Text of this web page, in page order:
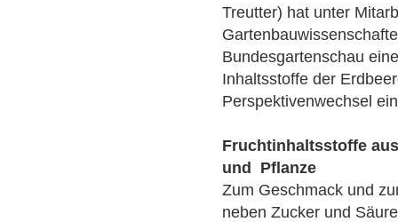
Treutter) hat unter
Bundesgartenschau
Inhaltsstoffe der
Perspektivenwechsel
Fruchtinhaltsstoffe
und Pflanze
Zum Geschmack und
neben Zucker und